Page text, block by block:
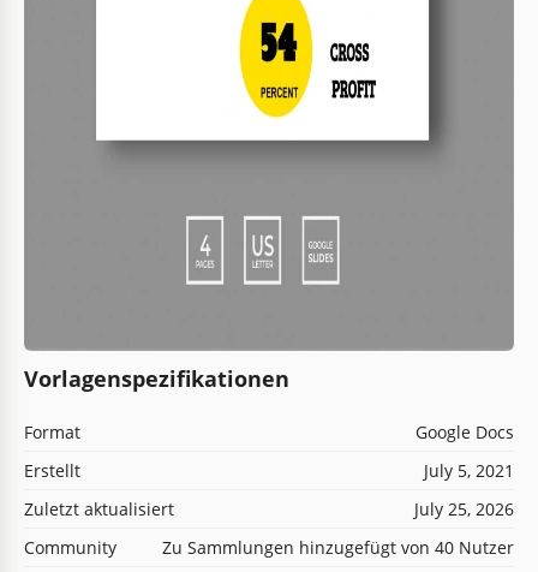
Vorlagenspezifikationen
Format
Google Docs
Erstellt
July 5, 2021
Zuletzt aktualisiert
July 25, 2026
Community
Zu Sammlungen hinzugefügt von 40 Nutzer